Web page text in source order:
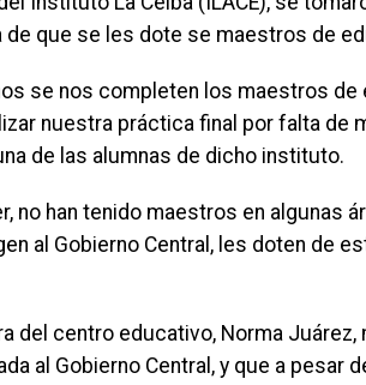
de que se les dote se maestros de
se nos completen los maestros
nuestra práctica final por falta de
de las alumnas de dicho instituto.
no han tenido maestros en algunas
al Gobierno Central, les doten de
del centro educativo, Norma
al Gobierno Central, y que a pesar